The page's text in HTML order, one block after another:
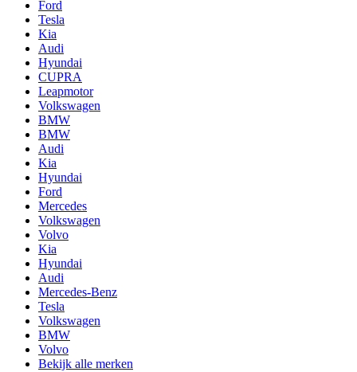
Ford
Tesla
Kia
Audi
Hyundai
CUPRA
Leapmotor
Volkswagen
BMW
BMW
Audi
Kia
Hyundai
Ford
Mercedes
Volkswagen
Volvo
Kia
Hyundai
Audi
Mercedes-Benz
Tesla
Volkswagen
BMW
Volvo
Bekijk alle merken